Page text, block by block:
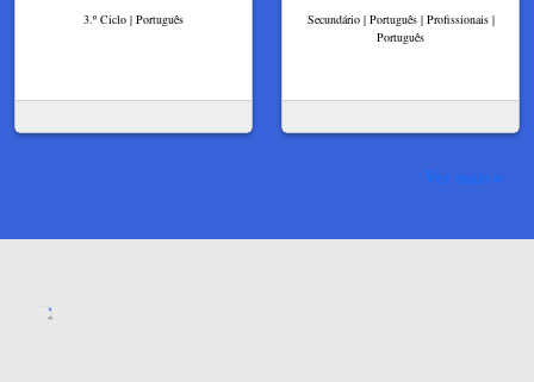
3.º Ciclo | Português
Secundário | Português | Profissionais |
Português
Ver mais